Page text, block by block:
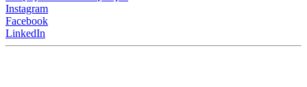
Instagram
Facebook
LinkedIn